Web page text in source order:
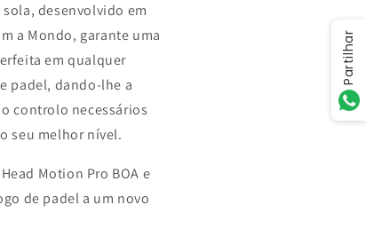
sola, desenvolvido em
a Mondo, garante uma
em qualquer
padel, dando-lhe a
controlo necessários
seu melhor nível.
Motion Pro BOA e
de padel a um novo
Partilhar